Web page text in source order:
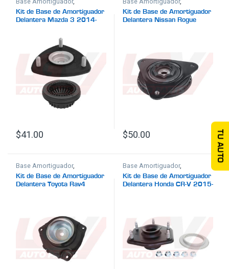
Suspensión
Kit de Base de Amortiguador
Delantera Mazda 3 2014-
$41.00
Suspensión
Kit de Base de Amortiguador
Delantera Nissan Rogue
$50.00
Base Amortiguador,
Suspensión
Kit de Base de Amortiguador
Delantera Toyota Rav4
Base Amortiguador,
Suspensión
Kit de Base de Amortiguador
Delantera Honda CR-V 2015-
TU AUTO